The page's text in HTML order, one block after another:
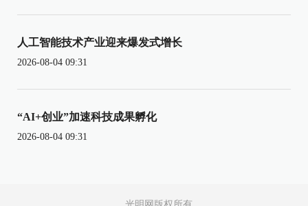
人工智能技术产业迎来爆发式增长
2026-08-04 09:31
“AI+创业”加速科技成果孵化
2026-08-04 09:31